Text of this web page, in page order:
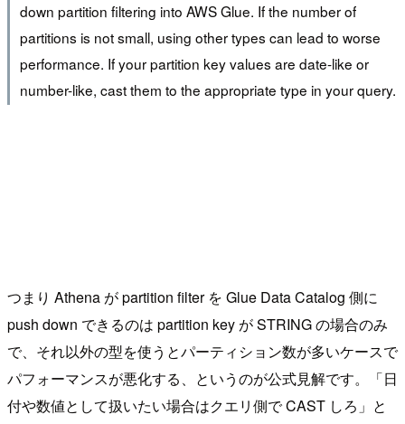
down partition filtering into AWS Glue. If the number of
partitions is not small, using other types can lead to worse
performance. If your partition key values are date-like or
number-like, cast them to the appropriate type in your query.
つまり Athena が partition filter を Glue Data Catalog 側に
push down できるのは partition key が STRING の場合のみ
で、それ以外の型を使うとパーティション数が多いケースで
パフォーマンスが悪化する、というのが公式見解です。「日
付や数値として扱いたい場合はクエリ側で CAST しろ」と